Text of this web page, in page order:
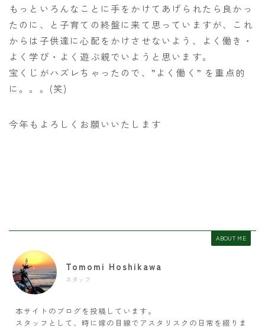
もっといろんなことに手をかけてあげられたら良かっ
たのに、と子育ての終盤に来て思っていますが、これ
からは子供達に心配をかけさせないよう、よく働き・
よく学び・よく遊ぶ親でいようと思います。
宝くじがハズレちゃったので、”よく働く” を重点的
に。。。(笑)
今年もよろしくお願いいたします
ABOUT ME
Tomomi Hoshikawa
スタッフ
本サイトのブログを投稿しています。
スタッフとして、時に嫁の目線でアスタリスクの日常を綴りま